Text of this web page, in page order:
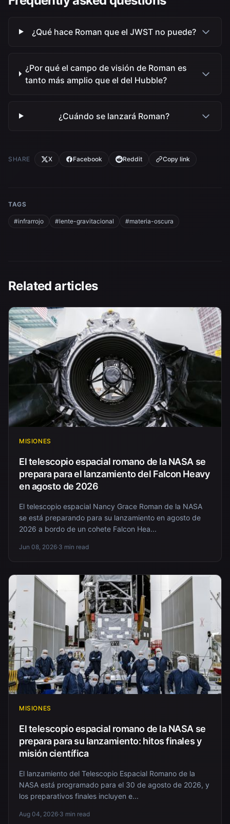
¿Qué hace Roman que el JWST no puede?
¿Por qué el campo de visión de Roman es
tanto más amplio que el del Hubble?
¿Cuándo se lanzará Roman?
SHARE X Facebook Reddit Copy link
TAGS
#infrarrojo #lente-gravitacional #materia-oscura
Related articles
MISIONES
El telescopio espacial romano de la NASA se
prepara para el lanzamiento del Falcon Heavy
en agosto de 2026
El telescopio espacial Nancy Grace Roman de la NASA
se está preparando para su lanzamiento en agosto de
2026 a bordo de un cohete Falcon Hea...
Jun 08, 2026·3 min read
MISIONES
El telescopio espacial romano de la NASA se
prepara para su lanzamiento: hitos finales y
misión científica
El lanzamiento del Telescopio Espacial Romano de la
NASA está programado para el 30 de agosto de 2026, y
los preparativos finales incluyen e...
Aug 04, 2026·3 min read